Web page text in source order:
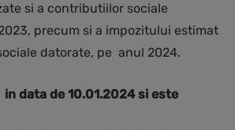
si a contributiilor sociale
precum si a impozitului estimat
datorate, pe anul 2024.
data de 10.01.2024 si este